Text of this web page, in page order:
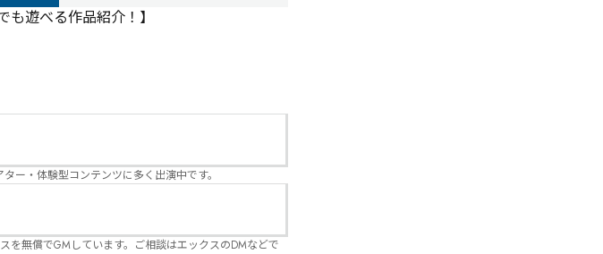
遊べる作品紹介！】
ー・体験型コンテンツに多く出演中です。
を無償でGMしています。ご相談はエックスのDMなどで